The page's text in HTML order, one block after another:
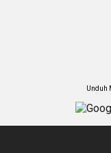
Unduh